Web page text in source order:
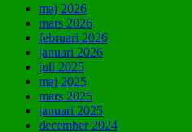
maj 2026
mars 2026
februari 2026
januari 2026
juli 2025
maj 2025
mars 2025
januari 2025
december 2024